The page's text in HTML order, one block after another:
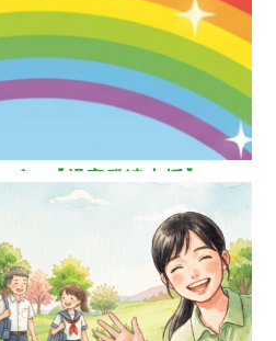
ー【児童発達支援】